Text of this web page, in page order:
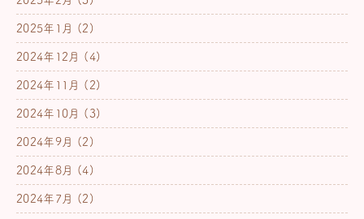
2025年1月 (2)
2024年12月 (4)
2024年11月 (2)
2024年10月 (3)
2024年9月 (2)
2024年8月 (4)
2024年7月 (2)